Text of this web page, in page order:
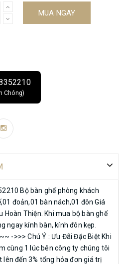
Mua 3 sản phẩm cùng 1 lúc bên công
giá tất lên đến 3% tổng hóa đơn giá trị
tại xưởng không qua trung gian nên
thiện sơn PU ☆☆☆☆☆ - Chúng Tôi
ĐặtĐồ Gỗ : ->Nhận hàng Đặt Theo yêu
tôi tự hào và khẳng định rằng: -
TRA MỘC KÝ BẢO ĐẢM SAU ĐÓ
PHẨN BÊN NGOÀI. Lưu ý: Hiện Nay
lên thì ko thể biết được chính xác loại
MUA NGAY
Chóng)
Bộ bàn ghế phòng khách
đoản,01 bàn nách,01 đôn Giá
Hoàn Thiện. Khi mua bộ bàn ghế
ngay kính bàn, kính đôn kẹp.
->>> Chú Ý : Ưu Đãi Đặc Biệt Khi
cùng 1 lúc bên công ty chúng tôi
đến 3% tổng hóa đơn giá trị